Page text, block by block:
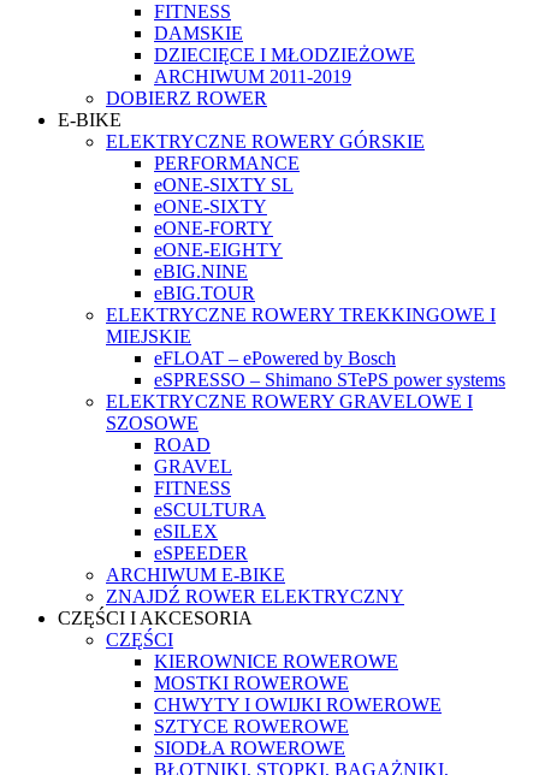
FITNESS
DAMSKIE
DZIECIĘCE I MŁODZIEŻOWE
ARCHIWUM 2011-2019
DOBIERZ ROWER
E-BIKE
ELEKTRYCZNE ROWERY GÓRSKIE
PERFORMANCE
eONE-SIXTY SL
eONE-SIXTY
eONE-FORTY
eONE-EIGHTY
eBIG.NINE
eBIG.TOUR
ELEKTRYCZNE ROWERY TREKKINGOWE I
MIEJSKIE
eFLOAT – ePowered by Bosch
eSPRESSO – Shimano STePS power systems
ELEKTRYCZNE ROWERY GRAVELOWE I
SZOSOWE
ROAD
GRAVEL
FITNESS
eSCULTURA
eSILEX
eSPEEDER
ARCHIWUM E-BIKE
ZNAJDŹ ROWER ELEKTRYCZNY
CZĘŚCI I AKCESORIA
CZĘŚCI
KIEROWNICE ROWEROWE
MOSTKI ROWEROWE
CHWYTY I OWIJKI ROWEROWE
SZTYCE ROWEROWE
SIODŁA ROWEROWE
BŁOTNIKI, STOPKI, BAGAŻNIKI,